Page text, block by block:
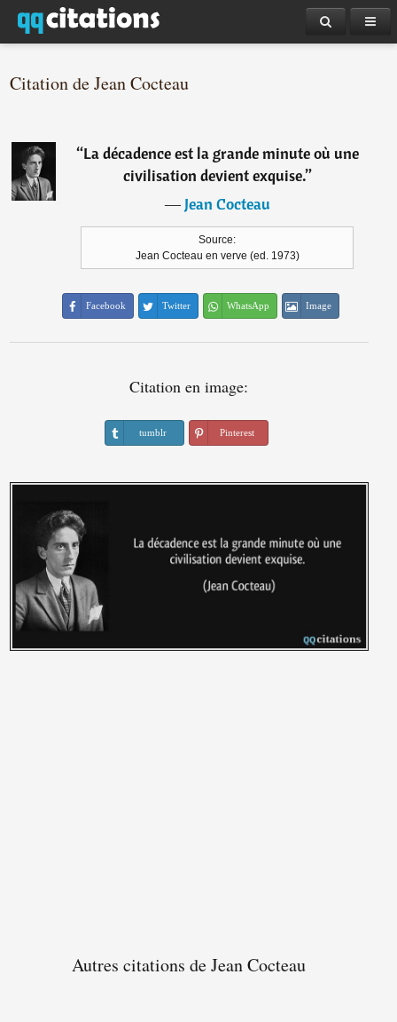
Citation de Jean Cocteau
“La décadence est la grande minute où une
civilisation devient exquise.”
―Jean Cocteau
Source:
Jean Cocteau en verve (ed. 1973)
Facebook Twitter WhatsApp Image
Citation en image:
tumblr Pinterest
Autres citations de Jean Cocteau